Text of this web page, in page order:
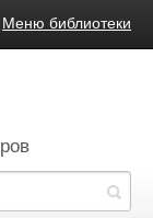
Меню библиотеки